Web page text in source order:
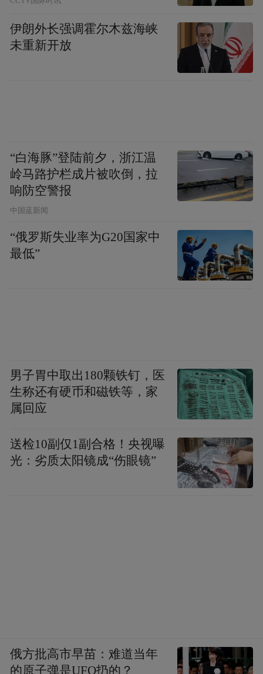
“特别声明：以上作品内容(包括在内的视频、图片或音
频)为凤凰网旗下自媒体平台“大风号”用户上传并发
布，本平台仅提供信息存储空间服务。
Notice: The content above (including the videos,
pictures and audios if any) is uploaded and posted
伊朗外长强调霍尔木兹海峡
未重新开放
“白海豚”登陆前夕，浙江温
岭马路护栏成片被吹倒，拉
响防空警报
中国蓝新闻
“俄罗斯失业率为G20国家中
最低”
男子胃中取出180颗铁钉，医
生称还有硬币和磁铁等，家
属回应
送检10副仅1副合格！央视曝
光：劣质太阳镜成“伤眼镜”
俄方批高市早苗：难道当年
的原子弹是UFO扔的？